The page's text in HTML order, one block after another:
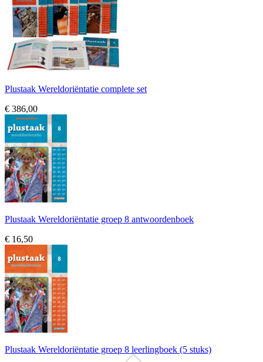
Plustaak Wereldoriëntatie complete set
€ 386,00
Plustaak Wereldoriëntatie groep 8 antwoordenboek
€ 16,50
Plustaak Wereldoriëntatie groep 8 leerlingboek (5 stuks)